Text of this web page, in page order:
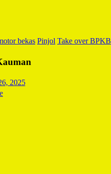
bekas Pinjol Take over BPKB
2025